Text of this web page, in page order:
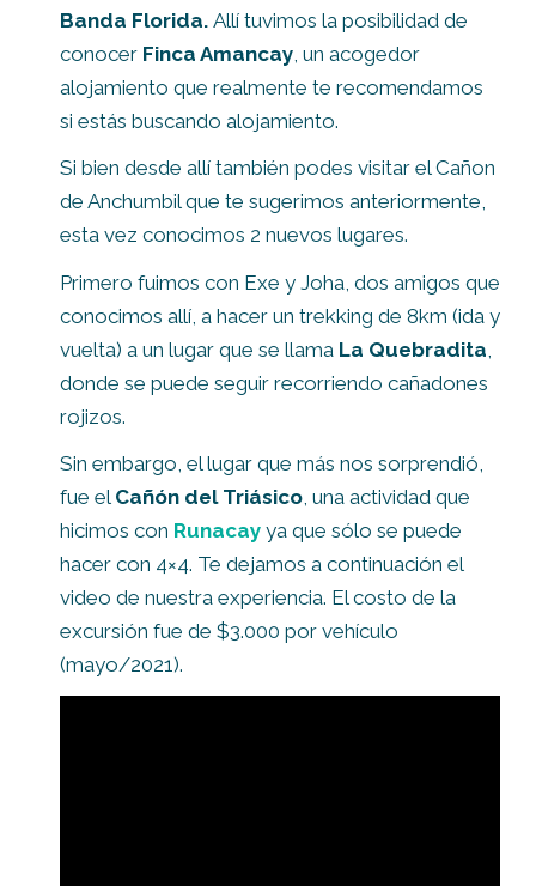
Banda Florida. Allí tuvimos la posibilidad de
conocer Finca Amancay , un acogedor
alojamiento que realmente te recomendamos
si estás buscando alojamiento.
Si bien desde allí también podes visitar el Cañon
de Anchumbil que te sugerimos anteriormente,
esta vez conocimos 2 nuevos lugares.
Primero fuimos con Exe y Joha, dos amigos que
conocimos allí, a hacer un trekking de 8km (ida y
vuelta) a un lugar que se llama La Quebradita
donde se puede seguir recorriendo cañadones
rojizos.
Sin embargo, el lugar que más nos sorprendió,
fue el Cañón del Triásico, una actividad que
hicimos con Runacay ya que sólo se puede
hacer con 4×4. Te dejamos a continuación el
video de nuestra experiencia. El costo de la
excursión fue de $3.000 por vehículo
(mayo/2021).